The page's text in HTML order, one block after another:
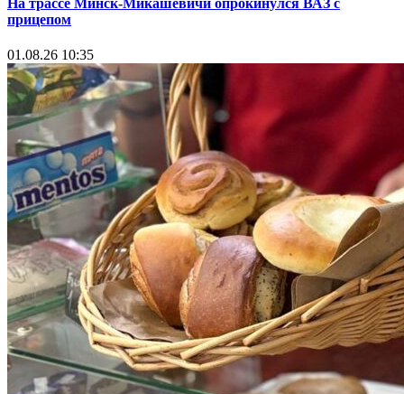
На трассе Минск-Микашевичи опрокинулся ВАЗ с
прицепом
01.08.26 10:35